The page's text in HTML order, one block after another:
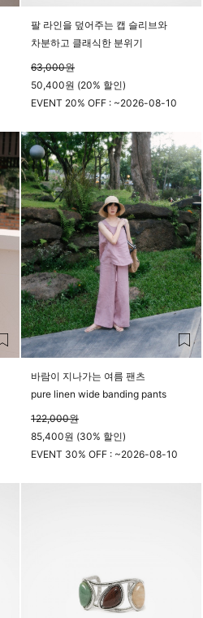
팔 라인을 덮어주는 캡 슬리브와
차분하고 클래식한 분위기
63,000원
50,400원 (20% 할인)
EVENT 20% OFF : ~2026-08-10
바람이 지나가는 여름 팬츠
pure linen wide banding pants
122,000원
85,400원 (30% 할인)
EVENT 30% OFF : ~2026-08-10